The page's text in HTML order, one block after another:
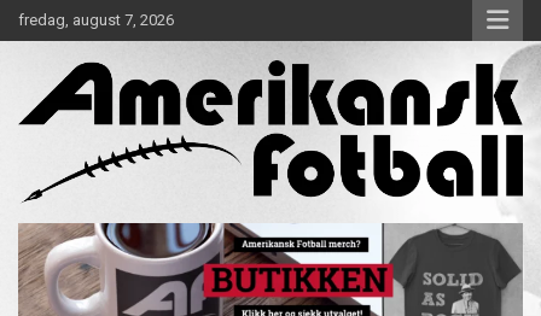
Skip
to
fredag, august 7, 2026
Amerikansk Fotball